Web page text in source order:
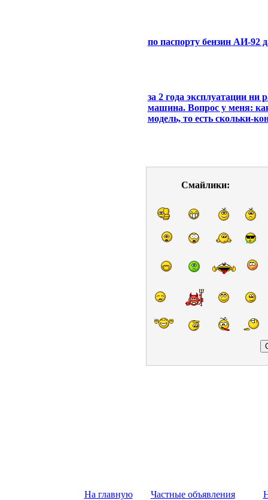
по паспорту бензин АИ-92
за 2 года эксплуатации ни
машина. Вопрос у меня:
модель, то есть скольки-
Смайлики:
На главную Частные объявления